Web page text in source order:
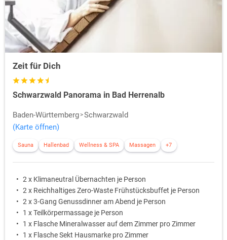
Kurgarten oder der Dahlien- und
Pfingstrosengartenangelegt. Öffentlich zugänglich lässt es sich hier
gemütlich machen, abschalten und freie Zeit in mitten der Natur
auskosten.
Zeit für Dich
Schwarzwald Panorama in Bad Herrenalb
Baden-Württemberg Schwarzwald
(Karte öffnen)
Sauna Hallenbad Wellness & SPA Massagen +7
2 x Klimaneutral Übernachten je Person
2 x Reichhaltiges Zero-Waste Frühstücksbuffet je Person
2 x 3-Gang Genussdinner am Abend je Person
1 x Teilkörpermassage je Person
1 x Flasche Mineralwasser auf dem Zimmer pro Zimmer
1 x Flasche Sekt Hausmarke pro Zimmer